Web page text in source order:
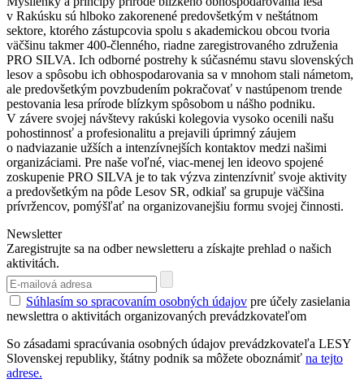
v Rakúsku sú hlboko zakorenené predovšetkým v neštátnom
sektore, ktorého zástupcovia spolu s akademickou obcou tvoria
väčšinu takmer 400-členného, riadne zaregistrovaného združenia
PRO SILVA. Ich odborné postrehy k súčasnému stavu slovenských
lesov a spôsobu ich obhospodarovania sa v mnohom stali námetom,
ale predovšetkým povzbudením pokračovať v nastúpenom trende
pestovania lesa prírode blízkym spôsobom u nášho podniku.
V závere svojej návštevy rakúski kolegovia vysoko ocenili našu
pohostinnosť a profesionalitu a prejavili úprimný záujem
o nadviazanie užších a intenzívnejších kontaktov medzi našimi
organizáciami. Pre naše voľné, viac-menej len ideovo spojené
zoskupenie PRO SILVA je to tak výzva zintenzívniť svoje aktivity
a predovšetkým na pôde Lesov SR, odkiaľ sa grupuje väčšina
prívržencov, pomýšľať na organizovanejšiu formu svojej činnosti.
Newsletter
Zaregistrujte sa na odber newsletteru a získajte prehlad o našich
aktivitách.
Súhlasím so spracovaním osobných údajov pre účely zasielania
newslettra o aktivitách organizovaných prevádzkovateľom
So zásadami spracúvania osobných údajov prevádzkovateľa LESY
Slovenskej republiky, štátny podnik sa môžete oboznámiť na tejto
adrese.